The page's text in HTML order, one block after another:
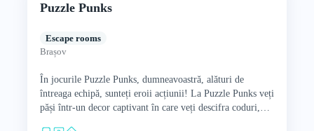
Puzzle Punks
Escape rooms
Brașov
În jocurile Puzzle Punks, dumneavoastră, alături de
întreaga echipă, sunteți eroii acțiunii! La Puzzle Punks veți
păși într-un decor captivant în care veți descifra coduri,